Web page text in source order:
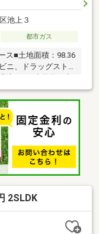
池上３
都市ガス
ス■土地面積：98.36
ニ、ドラッグスト
良好です※借地権
グ面積約12ｍ2は1
者変更時に改定とな
2SLDK